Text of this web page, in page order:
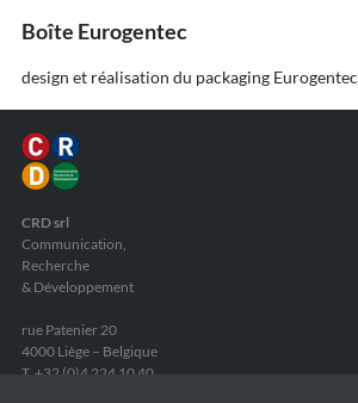
Boîte Eurogentec
design et réalisation du packaging Eurogentec
CRD srl
Communication,
Recherche
& Développement
rue Patenier 20
4000 Liège – Belgique
T. +32 (0)4 224 10 40